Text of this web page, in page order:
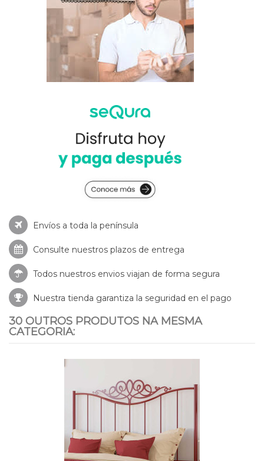
Envíos a toda la península
Consulte nuestros plazos de entrega
Todos nuestros envios viajan de forma segura
Nuestra tienda garantiza la seguridad en el pago
30 OUTROS PRODUTOS NA MESMA
CATEGORIA: